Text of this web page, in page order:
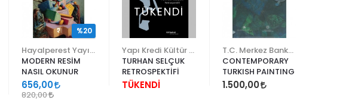
MODERN RESİM
NASIL OKUNUR
656,00
820,00
%20
TÜKENDİ
TURHAN SELÇUK
RETROSPEKTİFİ
TÜKENDİ
CONTEMPORARY
TURKISH PAINTING
1.500,00